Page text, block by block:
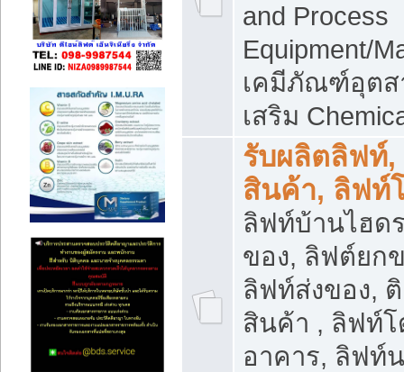
and Process
Equipment/
เคมีภัณฑ์อุตส
เสริม
รับผลิตลิฟท์
สินค้า, ลิฟท์
ลิฟท์บ้านไฮด
ของ, ลิฟต์ยก
ลิฟท์ส่งของ,
สินค้า , ลิฟท์
อาคาร, ลิฟท์